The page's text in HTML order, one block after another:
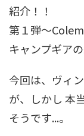
紹介！！
第１弾〜
キャンプギア
今回は、ヴィ
が、しかし 本
そうです...。